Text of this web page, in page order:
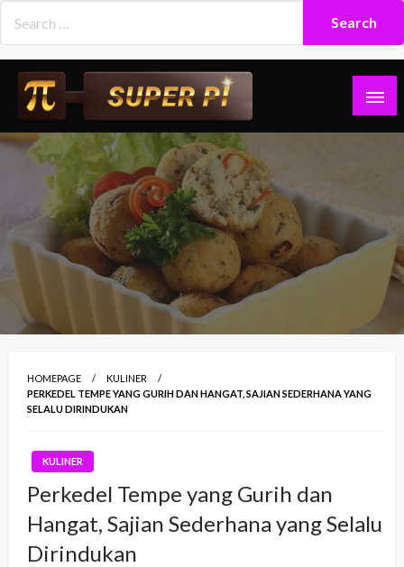
content
Superpi
HOMEPAGE
KULINER
PERKEDEL TEMPE YANG GURIH DAN HANGAT, SAJIAN SEDERHANA YANG
SELALU DIRINDUKAN
KULINER
Perkedel Tempe yang Gurih dan
Hangat, Sajian Sederhana yang Selalu
Dirindukan